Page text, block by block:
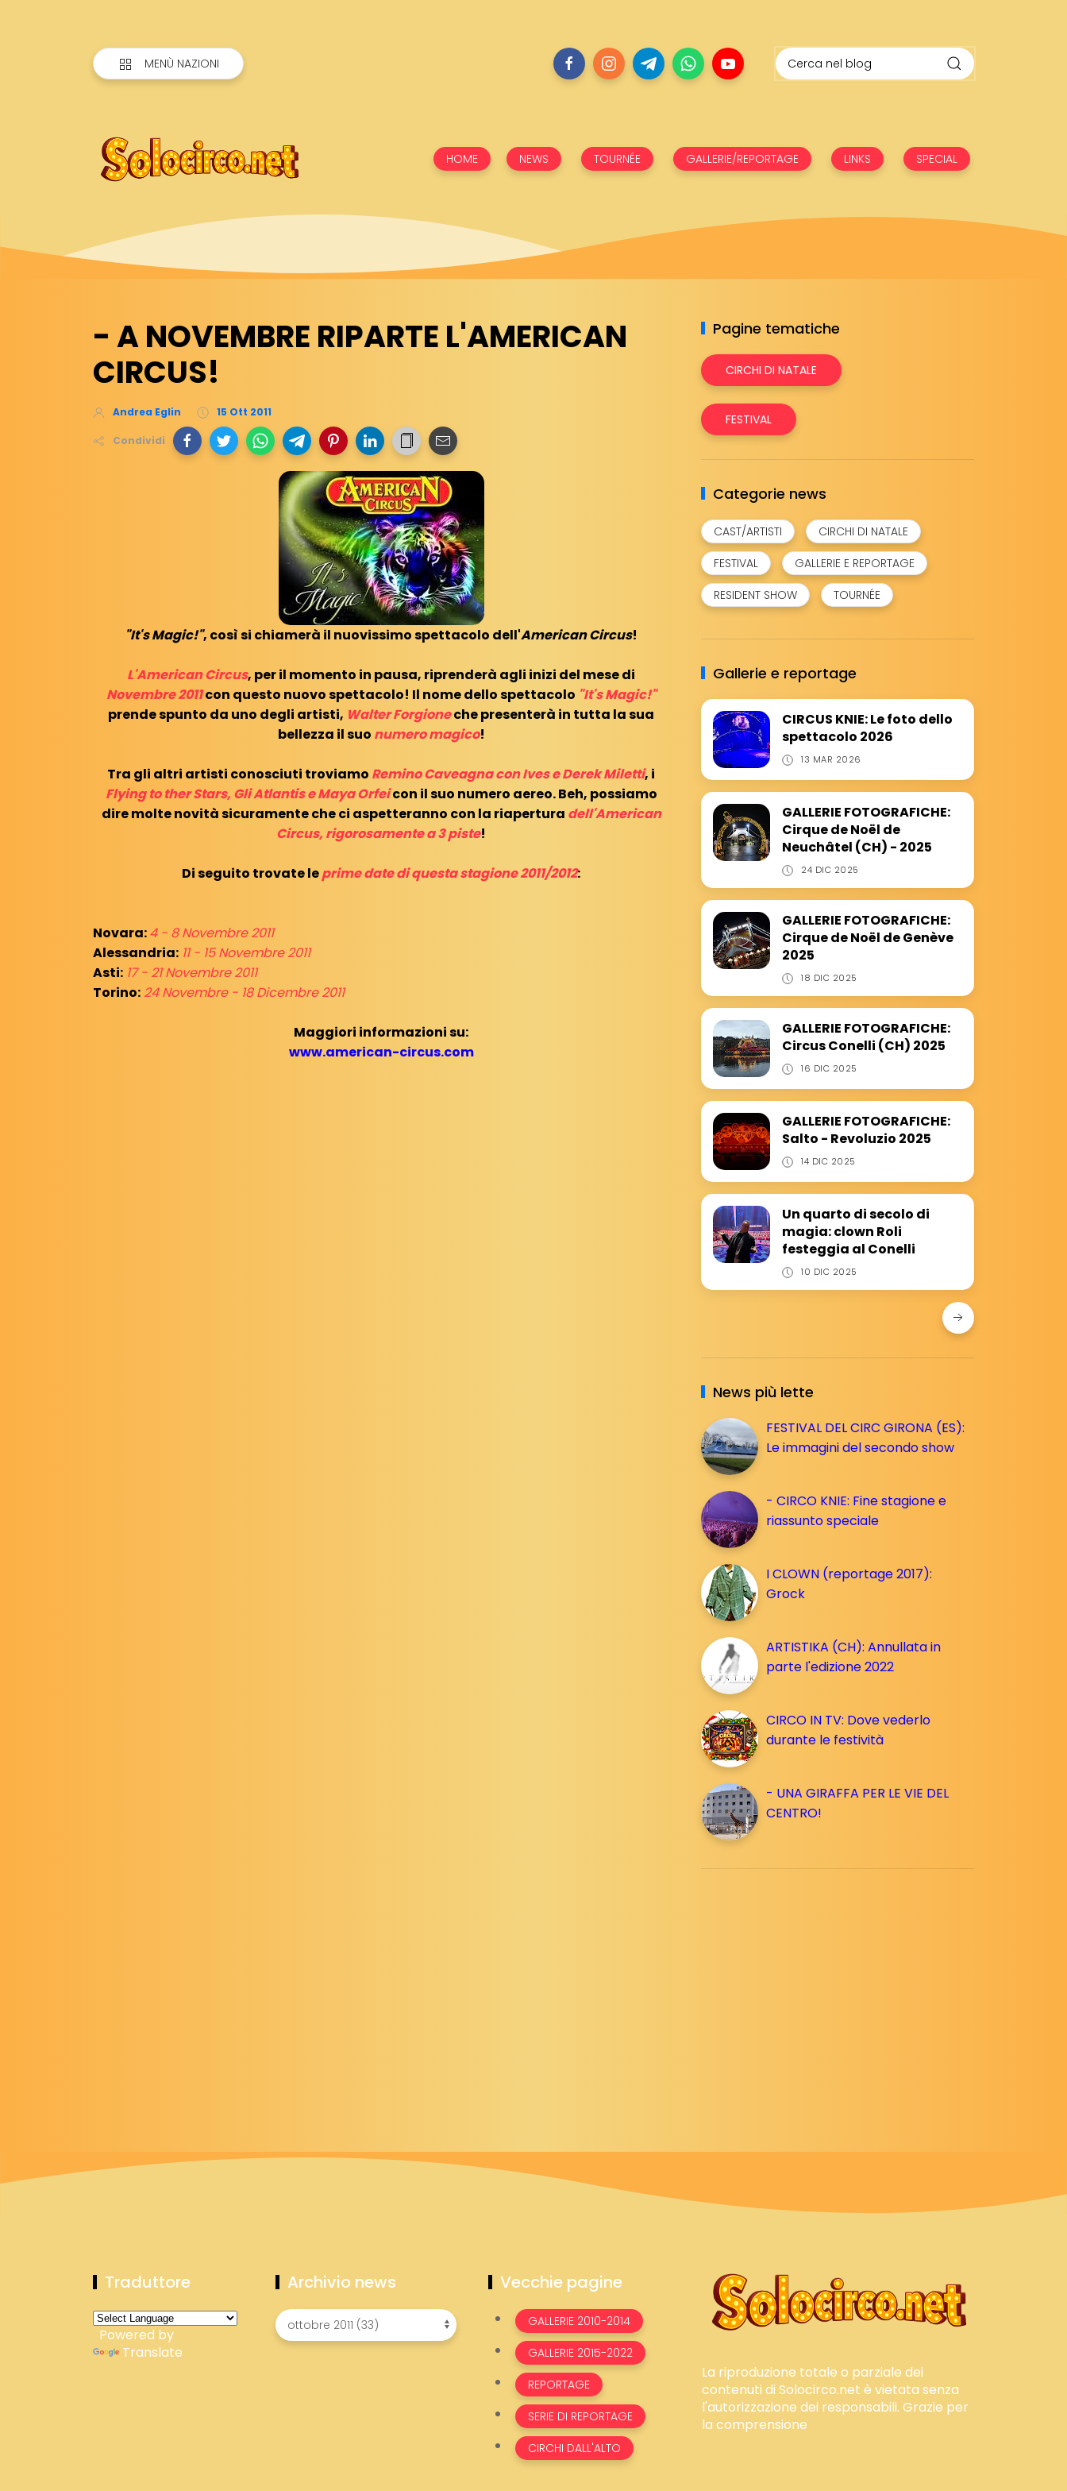
MENÙ NAZIONI
HOME NEWS TOURNÉE GALLERIE/REPORTAGE LINKS SPECIAL
- A NOVEMBRE RIPARTE L'AMERICAN
CIRCUS!
Andrea Eglin 15 Ott 2011
Condividi
"It's Magic!", così si chiamerà il nuovissimo spettacolo dell'American Circus!
L'American Circus, per il momento in pausa, riprenderà agli inizi del mese di
Novembre 2011con questo nuovo spettacolo! Il nome dello spettacolo "It's Magic!"
prende spunto da uno degli artisti, Walter Forgioneche presenterà in tutta la sua
bellezza il suo numero magico!
Tra gli altri artisti conosciuti troviamo Remino Caveagna con Ives e Derek Miletti, i
Flying to ther Stars, Gli Atlantis e Maya Orfeicon il suo numero aereo. Beh, possiamo
dire molte novità sicuramente che ci aspetteranno con la riapertura dell'American
Circus, rigorosamente a 3 piste!
Di seguito trovate leprime date di questa stagione 2011/2012:
Novara:4 - 8 Novembre 2011
Alessandria: 11 - 15 Novembre 2011
Asti: 17 - 21 Novembre 2011
Torino: 24 Novembre - 18 Dicembre 2011
Maggiori informazioni su:
www.american-circus.com
Pagine tematiche
CIRCHI DI NATALE
FESTIVAL
Categorie news
CAST/ARTISTI
CIRCHI DI NATALE
FESTIVAL
GALLERIE E REPORTAGE
RESIDENT SHOW
TOURNÉE
Gallerie e reportage
CIRCUS KNIE: Le foto dello
spettacolo 2026
13 MAR 2026
GALLERIE FOTOGRAFICHE:
Cirque de Noël de
Neuchâtel (CH) - 2025
24 DIC 2025
GALLERIE FOTOGRAFICHE:
Cirque de Noël de Genève
2025
18 DIC 2025
GALLERIE FOTOGRAFICHE:
Circus Conelli (CH) 2025
16 DIC 2025
GALLERIE FOTOGRAFICHE:
Salto - Revoluzio 2025
14 DIC 2025
Un quarto di secolo di
magia: clown Roli
festeggia al Conelli
10 DIC 2025
News più lette
FESTIVAL DEL CIRC GIRONA (ES):
Le immagini del secondo show
- CIRCO KNIE: Fine stagione e
riassunto speciale
I CLOWN (reportage 2017):
Grock
ARTISTIKA (CH): Annullata in
parte l'edizione 2022
CIRCO IN TV: Dove vederlo
durante le festività
- UNA GIRAFFA PER LE VIE DEL
CENTRO!
Traduttore
Powered by
Translate
Archivio news Vecchie pagine
GALLERIE 2010-2014
GALLERIE 2015-2022
REPORTAGE
SERIE DI REPORTAGE
CIRCHI DALL'ALTO
La riproduzione totale o parziale dei
contenuti di Solocirco.net è vietata senza
l'autorizzazione dei responsabili. Grazie per
la comprensione